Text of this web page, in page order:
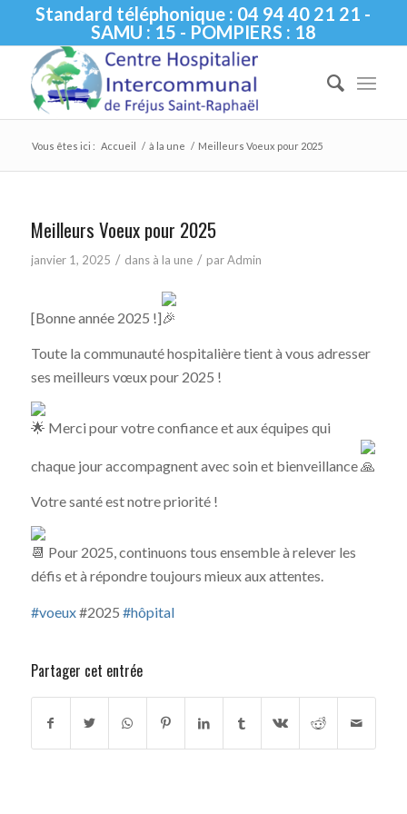
Standard téléphonique : 04 94 40 21 21 -
SAMU : 15 - POMPIERS : 18
Vous êtes ici : Accueil / à la une / Meilleurs Voeux pour 2025
Meilleurs Voeux pour 2025
janvier 1, 2025 / dans à la une / parAdmin
[Bonne année 2025 !]
Toute la communauté hospitalière tient à vous adresser
ses meilleurs vœux pour 2025 !
Merci pour votre confiance et aux équipes qui
chaque jour accompagnent avec soin et bienveillance
Votre santé est notre priorité !
Pour 2025, continuons tous ensemble à relever les
défis et à répondre toujours mieux aux attentes.
#voeux#2025 #hôpital
Partager cet entrée